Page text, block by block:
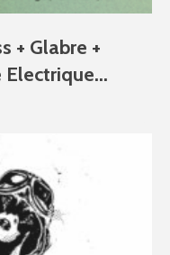
+ Glabre +
Electrique...